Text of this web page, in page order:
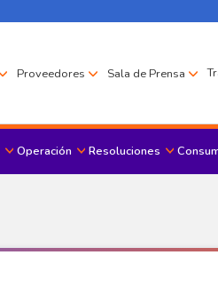
Proveedores Sala de Prensa
Operación Resoluciones